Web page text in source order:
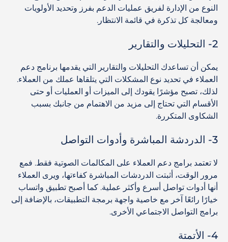
النوع من الإدارة لفريق عمليات الدعم بفرز وتحديد الأولويات
ومعالجة كل تذكرة في قائمة الانتظار.
2- التحليلات والتقارير
يمكن أن تساعدك التحليلات والتقارير التي يقدمها برنامج دعم
العملاء في تحديد نوع المشكلات التي يتلقاها عملك من العملاء.
لذلك، تصبح مؤشرًا يقودك إلى الميزات أو العمليات أو حتى
الأقسام التي تحتاج إلى مزيد من الاهتمام من جانبك بسبب
الشكاوى المتكررة.
3- الدردشة المباشرة وأدوات التواصل
لا تعتمد برامج دعم العملاء على المكالمات الصوتية فقط. فمع
مرور الوقت، أثبتت الدردشات المباشرة كفاءتها، ويرى العملاء
أنها أدوات تواصل أسرع وأكثر عملية. كما أصبح تطبيق واتساب
خيارًا رائعًا آخر مع خاصية واجهة برمجة التطبيقات، بالإضافة إلى
برامج التواصل الاجتماعي الأخرى.
4- الأتمتة